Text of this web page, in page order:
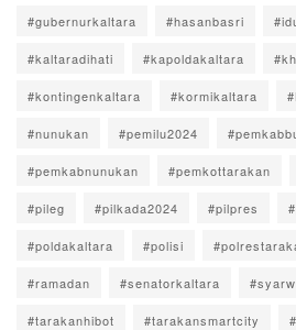
#gubernurkaltara #hasanbasri
#kaltaradihati #kapoldakaltara
#kontingenkaltara #kormikaltara
#nunukan #pemilu2024
#pemkabnunukan #pemkottarakan
#pileg #pilkada2024 #pilpres
#poldakaltara #polisi
#ramadan #senatorkaltara
#tarakanhibot #tarakansmartcity